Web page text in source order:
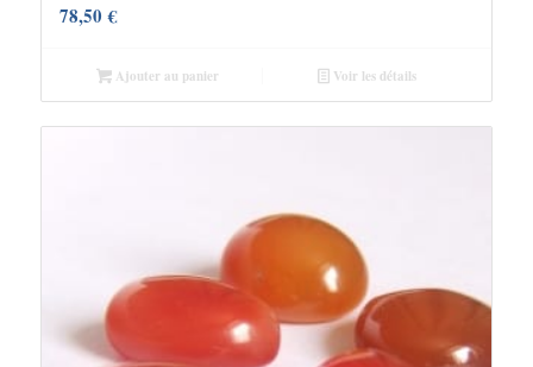
78,50€
Ajouter au panier Voir les détails